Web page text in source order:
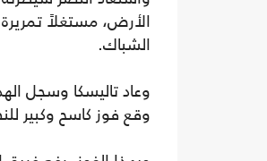
الأرض، مستغلاً
الشباك.
وقع فوز كاسح وكبير